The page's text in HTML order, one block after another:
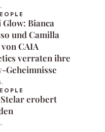
Glow: Bianca
und Camilla
CAIA
verraten ihre
Geheimnisse
erobert